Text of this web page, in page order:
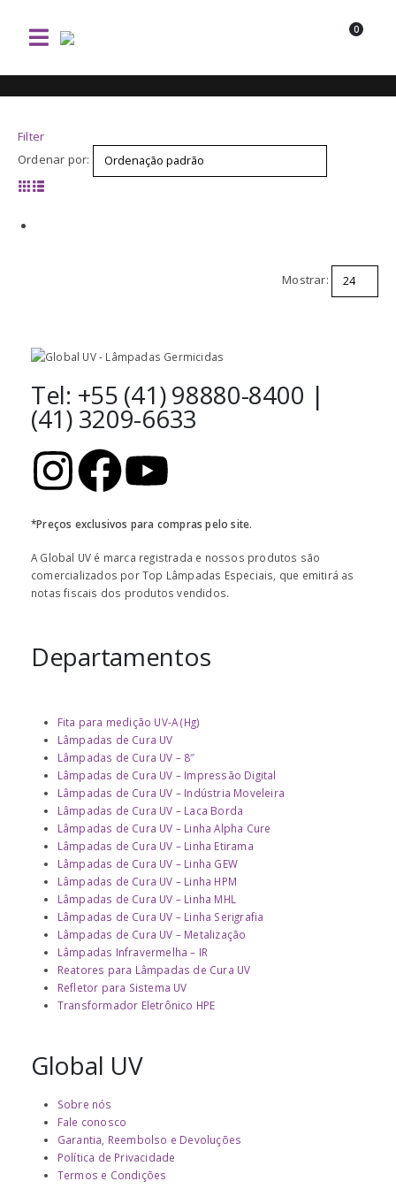
0
Filter
Ordenar por:
Mostrar:
Tel: +55 (41) 98880-8400 |
(41) 3209-6633
*Preços exclusivos para compras pelo site.
A Global UV é marca registrada e nossos produtos são
comercializados por Top Lâmpadas Especiais, que emitirá as
notas fiscais dos produtos vendidos.
Departamentos
Fita para medição UV-A (Hg)
Lâmpadas de Cura UV
Lâmpadas de Cura UV – 8″
Lâmpadas de Cura UV – Impressão Digital
Lâmpadas de Cura UV – Indústria Moveleira
Lâmpadas de Cura UV – Laca Borda
Lâmpadas de Cura UV – Linha Alpha Cure
Lâmpadas de Cura UV – Linha Etirama
Lâmpadas de Cura UV – Linha GEW
Lâmpadas de Cura UV – Linha HPM
Lâmpadas de Cura UV – Linha MHL
Lâmpadas de Cura UV – Linha Serigrafia
Lâmpadas de Cura UV – Metalização
Lâmpadas Infravermelha – IR
Reatores para Lâmpadas de Cura UV
Refletor para Sistema UV
Transformador Eletrônico HPE
Global UV
Sobre nós
Fale conosco
Garantia, Reembolso e Devoluções
Política de Privacidade
Termos e Condições